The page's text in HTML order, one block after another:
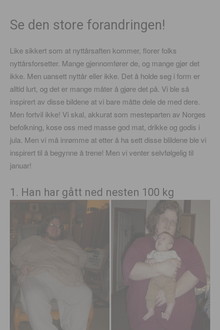
Se den store forandringen!
Like sikkert som at nyttårsaften kommer, florer folks
nyttårsforsetter. Mange gjennomfører de, og mange gjør det
ikke. Men uansett nyttår eller ikke. Det å holde seg i form er
alltid lurt, og det er mange måter å gjøre det på. Vi ble så
inspirert av disse bildene at vi bare måtte dele de med dere.
Men fortvil ikke! Vi skal, akkurat som mesteparten av Norges
befolkning, kose oss med masse god mat, drikke og godis i
jula. Men vi må inrømme at etter å ha sett disse blildene ble vi
inspirert til å begynne å trene! Men vi venter selvfølgelig til
januar!
1. Han har gått ned nesten 100 kg